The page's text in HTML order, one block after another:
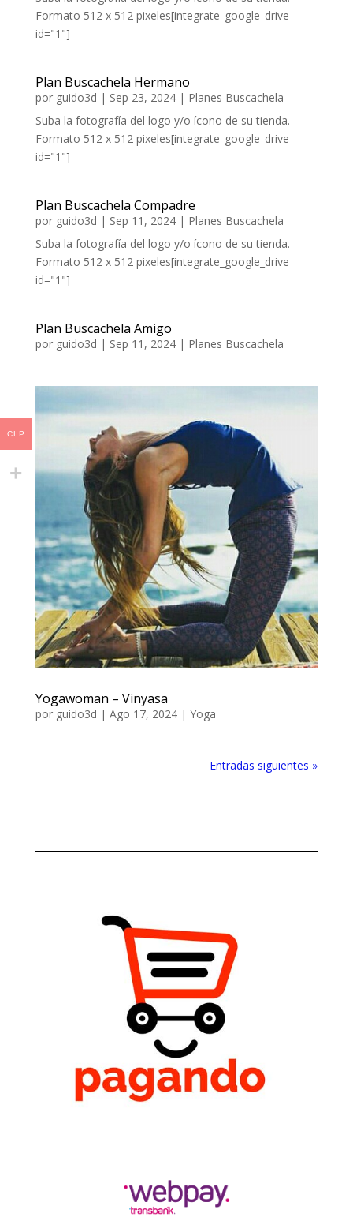
Formato 512 x 512 pixeles[integrate_google_drive
id="1"]
Plan Buscachela Hermano
por guido3d | Sep 23, 2024| Planes Buscachela
Suba la fotografía del logo y/o ícono de su tienda.
Formato 512 x 512 pixeles[integrate_google_drive
id="1"]
Plan Buscachela Compadre
por guido3d | Sep 11, 2024| Planes Buscachela
Suba la fotografía del logo y/o ícono de su tienda.
Formato 512 x 512 pixeles[integrate_google_drive
id="1"]
Plan Buscachela Amigo
por guido3d | Sep 11, 2024| Planes Buscachela
Yogawoman – Vinyasa
por guido3d | Ago 17, 2024| Yoga
Entradas siguientes »
CLP